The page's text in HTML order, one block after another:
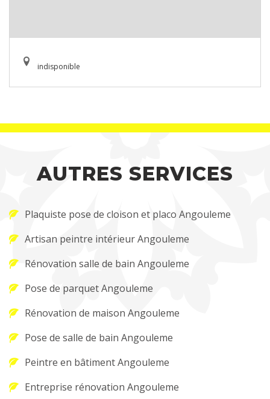
indisponible
AUTRES SERVICES
Plaquiste pose de cloison et placo Angouleme
Artisan peintre intérieur Angouleme
Rénovation salle de bain Angouleme
Pose de parquet Angouleme
Rénovation de maison Angouleme
Pose de salle de bain Angouleme
Peintre en bâtiment Angouleme
Entreprise rénovation Angouleme